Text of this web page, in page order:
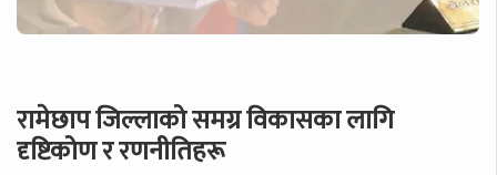
रामेछाप जिल्लाको समग्र विकासका लागि
दृष्टिकोण र रणनीतिहरू